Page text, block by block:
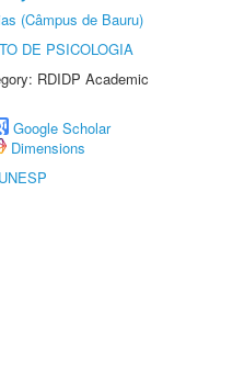
(Câmpus de Bauru)
DE PSICOLOGIA
RDIDP Academic
Google Scholar
Dimensions